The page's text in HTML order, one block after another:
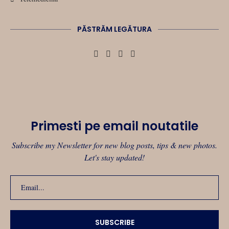
PĂSTRĂM LEGĂTURA
Primesti pe email noutatile
Subscribe my Newsletter for new blog posts, tips & new photos.
Let's stay updated!